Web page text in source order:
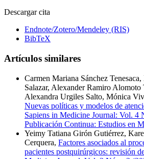
Descargar cita
Endnote/Zotero/Mendeley (RIS)
BibTeX
Artículos similares
Carmen Mariana Sánchez
Salazar, Alexander Ramiro Alomoto
Alexandra Urgiles Salto, Mónica
Nuevas políticas y modelos de
Sapiens in Medicine Journal: Vol. 4
Publicación Continua: Estudios en
Yeimy Tatiana Girón Gutiérrez,
Cerquera, Factores asociados al
pacientes postquirúrgicos: revisión